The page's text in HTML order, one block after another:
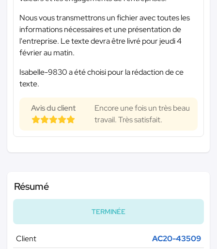
Nous vous transmettrons un fichier avec toutes les
informations nécessaires et une présentation de
l'entreprise. Le texte devra être livré pour jeudi 4
février au matin.
Isabelle-9830 a été choisi pour la rédaction de ce
texte.
Avis du client
Encore une fois un très beau
travail. Très satisfait.
Résumé
TERMINÉE
Client
AC20-43509